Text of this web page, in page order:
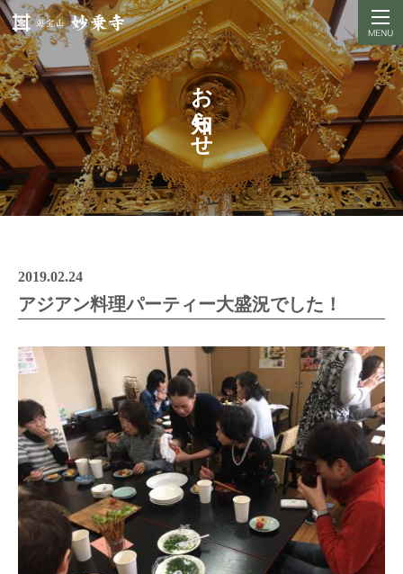
お知らせ
2019.02.24
アジアン料理パーティー大盛況でした！